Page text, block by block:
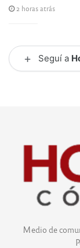
2 horas atrás
+ Seguí a
Medio de